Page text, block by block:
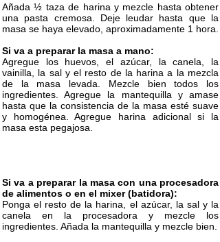
Añada ½ taza de harina y mezcle hasta obtener
una pasta cremosa. Deje leudar hasta que la
masa se haya elevado, aproximadamente 1 hora.
Si va a preparar la masa a mano:
Agregue los huevos, el azúcar, la canela, la
vainilla, la sal y el resto de la harina a la mezcla
de la masa levada. Mezcle bien todos los
ingredientes. Agregue la mantequilla y amase
hasta que la consistencia de la masa esté suave
y homogénea. Agregue harina adicional si la
masa esta pegajosa.
Si va a preparar la masa con una procesadora
de alimentos o en el mixer (batidora):
Ponga el resto de la harina, el azúcar, la sal y la
canela en la procesadora y mezcle los
ingredientes. Añada la mantequilla y mezcle bien.